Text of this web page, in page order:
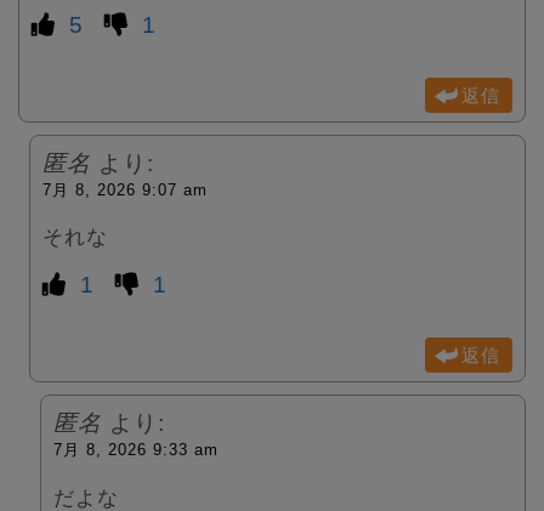
5 1
返信
匿名 より:
7月 8, 2026 9:07 am
それな
1 1
返信
匿名 より:
7月 8, 2026 9:33 am
だよな